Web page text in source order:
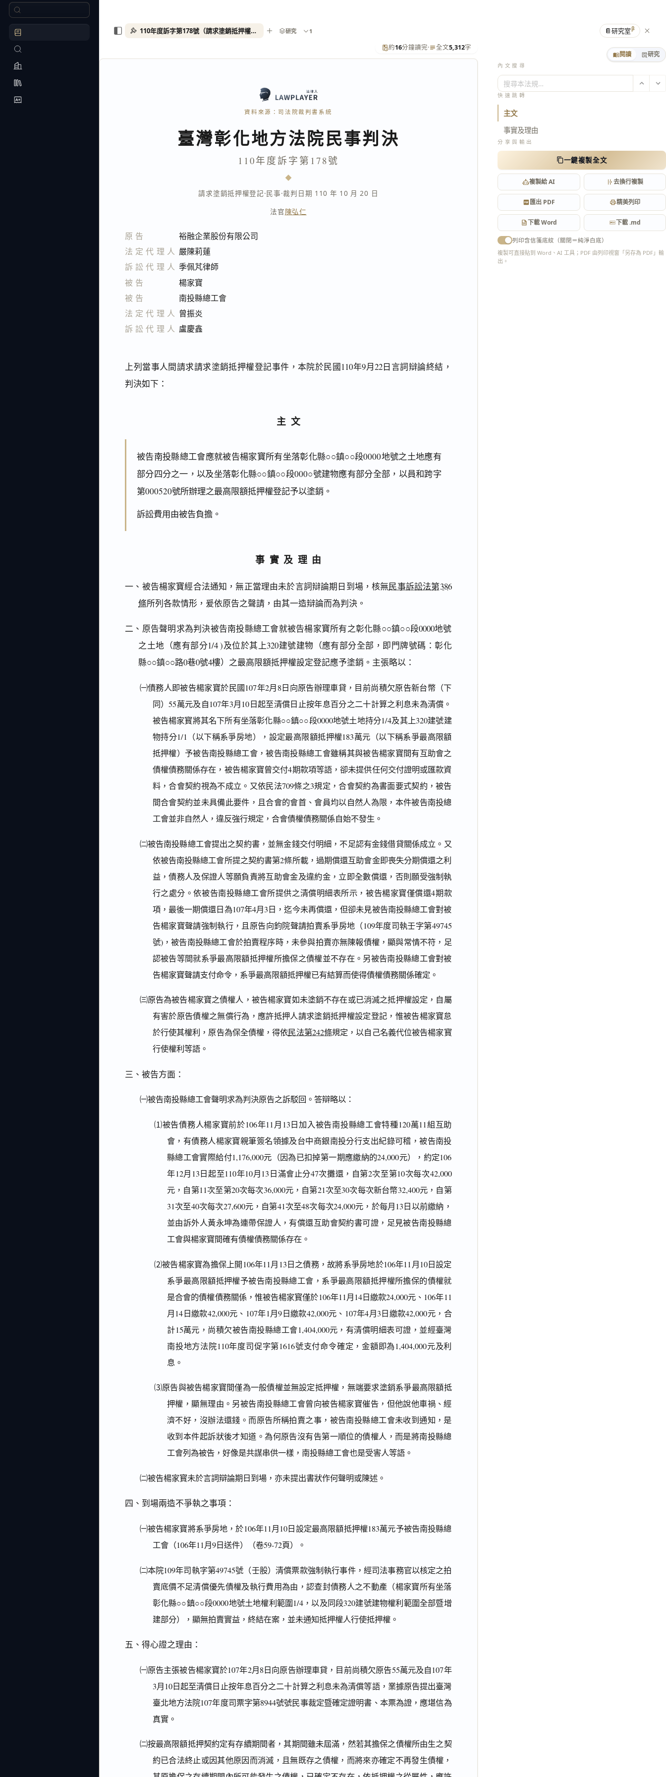
約16分鐘讀完· 全文5,312字
資料來源：司法院裁判書系統
臺灣彰化地方法院民事判決
110年度訴字第178號
請求塗銷抵押權登記·民事·裁判日期 110 年 10 月 20 日
法官陳弘仁
原告
裕融企業股份有限公司
法定代理人 嚴陳莉蓮
訴訟代理人 季佩芃律師
被告
楊家寶
被告
南投縣總工會
法定代理人 曾振炎
訴訟代理人 盧慶鑫
上列當事人間請求請求塗銷抵押權登記事件，本院於民國110年9月22日言詞辯論終結，
判決如下：
主文
被告南投縣總工會應就被告楊家寶所有坐落彰化縣○○鎮○○段0000地號之土地應有
部分四分之一，以及坐落彰化縣○○鎮○○段000○號建物應有部分全部，以員和跨字
第000520號所辦理之最高限額抵押權登記予以塗銷。
訴訟費用由被告負擔。
事實及理由
一、被告楊家寶經合法通知，無正當理由未於言詞辯論期日到場，核無民事訴訟法第386
條所列各款情形，爰依原告之聲請，由其一造辯論而為判決。
二、原告聲明求為判決被告南投縣總工會就被告楊家寶所有之彰化縣○○鎮○○段0000地號
之土地（應有部分1/4 )及位於其上320建號建物（應有部分全部，即門牌號碼：彰化
縣○○鎮○○路0巷0號4樓）之最高限額抵押權設定登記應予塗銷。主張略以：
㈠債務人即被告楊家寶於民國107年2月8日向原告辦理車貸，目前尚積欠原告新台幣（下
同）55萬元及自107年3月10日起至清償日止按年息百分之二十計算之利息未為清償。
被告楊家寳將其名下所有坐落彰化縣○○鎮○○段0000地號土地持分1/4及其上320建號建
物持分1/1（以下稱系爭房地），設定最高限額抵押權183萬元（以下稱系爭最高限額
抵押權）予被告南投縣總工會，被告南投縣總工會雖稱其與被告楊家寶間有互助會之
債權債務關係存在，被告楊家寶曾交付4期款項等語，卻未提供任何交付證明或匯款資
料，合會契約視為不成立。又依民法709條之3規定，合會契約為書面要式契約，被告
間合會契約並未具備此要件，且合會的會首、會員均以自然人為限，本件被告南投總
工會並非自然人，違反強行規定，合會債權債務關係自始不發生。
㈡被告南投縣總工會提出之契約書，並無金錢交付明細，不足認有金錢借貸關係成立。又
依被告南投縣總工會所提之契約書第2條所載，過期償還互助會金即喪失分期償還之利
益，債務人及保證人等願負責將互助會金及違約金，立即全數償還，否則願受強制執
行之處分。依被告南投縣總工會所提供之清償明細表所示，被告楊家寶僅償還4期款
項，最後一期償還日為107年4月3日，迄今未再償還，但卻未見被告南投縣總工會對被
告楊家寶聲請強制執行，且原告向鈞院聲請拍賣系爭房地（109年度司執壬字第49745
號)，被告南投縣總工會於拍賣程序時，未參與拍賣亦無陳報債權，顯與常情不符，足
認被告等間就系爭最高限額抵押權所擔保之債權並不存在。另被告南投縣總工會對被
告楊家寶聲請支付命令，系爭最高限額抵押權已有結算而使得債權債務關係確定。
㈢原告為被告楊家寶之債權人，被告楊家寶如未塗銷不存在或已消滅之抵押權設定，自屬
有害於原告債權之無償行為，應許抵押人請求塗銷抵押權設定登記，惟被告楊家寶怠
於行使其權利，原告為保全債權，得依民法第242條規定，以自己名義代位被告楊家寳
行使權利等語。
三、被告方面：
㈠被告南投縣總工會聲明求為判決原告之訴駁回。答辯略以：
⑴被告債務人楊家寶前於106年11月13日加入被告南投縣總工會特種120萬11組互助
會，有債務人楊家寶親筆簽名領據及台中商銀南投分行支出紀錄可稽，被告南投
縣總工會實際給付1,176,000元（因為已扣掉第一期應繳納的24,000元），約定106
年12月13日起至110年10月13日滿會止分47次攤還，自第2次至第10次每次42,000
元，自第11次至第20次每次36,000元，自第21次至30次每次新台幣32,400元，自第
31次至40次每次27,600元，自第41次至48次每次24,000元，於每月13日以前繳納，
並由訴外人黃永坤為連帶保證人，有償還互助會契約書可證，足見被告南投縣總
工會與楊家寶間確有債權債務關係存在。
⑵被告楊家寶為擔保上開106年11月13日之債務，故將系爭房地於106年11月10日設定
系爭最高限額抵押權予被告南投縣總工會，系爭最高限額抵押權所擔保的債權就
是合會的債權債務關係，惟被告楊家寳僅於106年11月14日繳款24,000元、106年11
月14日繳款42,000元、107年1月9日繳款42,000元、107年4月3日繳款42,000元，合
計15萬元，尚積欠被告南投縣總工會1,404,000元，有清償明細表可證，並經臺灣
南投地方法院110年度司促字第1616號支付命令確定，金額即為1,404,000元及利
息。
⑶原告與被告楊家寶間僅為一般債權並無設定抵押權，無端要求塗銷系爭最高限額抵
押權，顯無理由。另被告南投縣總工會曾向被告楊家寶催告，但他說他車禍、經
濟不好，沒辦法還錢。而原告所稱拍賣之事，被告南投縣總工會未收到通知，是
收到本件起訴狀後才知道。為何原告沒有告第一順位的債權人，而是將南投縣總
工會列為被告，好像是共謀串供一樣，南投縣總工會也是受害人等語。
㈡被告楊家寳未於言詞辯論期日到場，亦未提出書狀作何聲明或陳述。
四、到場兩造不爭執之事項：
㈠被告楊家寶將系爭房地，於106年11月10日設定最高限額抵押權183萬元予被告南投縣總
工會（106年11月9日送件）（卷59-72頁）。
㈡本院109年司執字第49745號（壬股）清償票款強制執行事件，經司法事務官以核定之拍
賣底價不足清償優先債權及執行費用為由，認查封債務人之不動產（楊家寶所有坐落
彰化縣○○鎮○○段0000地號土地權利範圍1/4，以及同段320建號建物權利範圍全部暨增
建部分），顯無拍賣實益，終結在案，並未通知抵押權人行使抵押權。
五、得心證之理由：
㈠原告主張被告楊家寶於107年2月8日向原告辦理車貸，目前尚積欠原告55萬元及自107年
3月10日起至清償日止按年息百分之二十計算之利息未為清償等語，業據原告提出臺灣
臺北地方法院107年度司票字第8944號號民事裁定暨確定證明書、本票為證，應堪信為
真實。
㈡按最高限額抵押契約定有存續期間者，其期間雖未屆滿，然若其擔保之債權所由生之契
約已合法終止或因其他原因而消滅，且無既存之債權，而將來亦確定不再發生債權，
閱讀 研究
內文搜尋
搜尋本法規…
快速跳轉
主文
事實及理由
分享與輸出
一鍵複製全文
複製給 AI 去換行複製
匯出 PDF 精美列印
下載 Word 下載 .md
列印含信箋底紋（關閉＝純淨白底）
複製可直接貼到 Word、AI 工具；PDF 由列印視窗「另存為 PDF」輸
出。
110年度訴字第178號（請求塗銷抵押權登記） 研究 1 📔研究室β